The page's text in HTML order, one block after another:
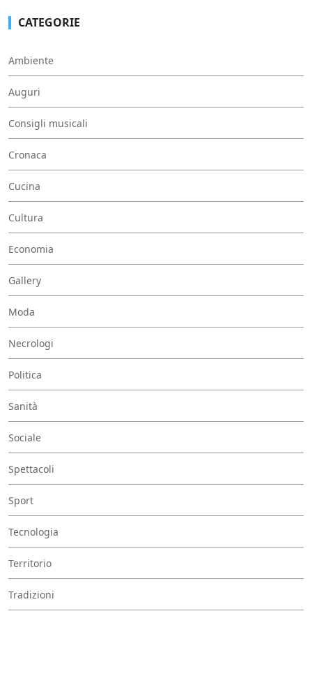
CATEGORIE
Ambiente
Auguri
Consigli musicali
Cronaca
Cucina
Cultura
Economia
Gallery
Moda
Necrologi
Politica
Sanità
Sociale
Spettacoli
Sport
Tecnologia
Territorio
Tradizioni